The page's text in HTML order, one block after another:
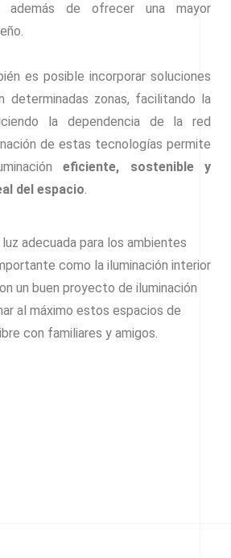
además de ofrecer una mayor
es posible incorporar soluciones
determinadas zonas, facilitando la
la dependencia de la red
de estas tecnologías permite
eficiente, sostenible y
del espacio.
adecuada para los ambientes
como la iluminación interior
un buen proyecto de iluminación
al máximo estos espacios de
con familiares y amigos.